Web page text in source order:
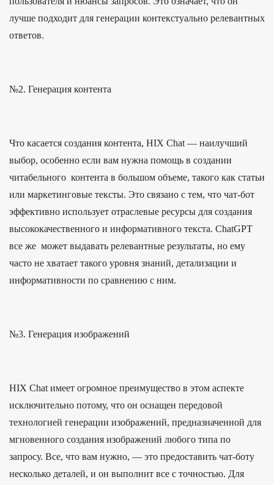
лучше подходит для генерации контекстуально релевантных
ответов.
№2. Генерация контента
Что касается создания контента, HIX Chat — наилучший
выбор, особенно если вам нужна помощь в создании
читабельного контента в большом объеме, такого как статьи
или маркетинговые тексты. Это связано с тем, что чат-бот
эффективно использует отраслевые ресурсы для создания
высококачественного и информативного текста. ChatGPT
все же может выдавать релевантные результаты, но ему
часто не хватает такого уровня знаний, детализации и
информативности по сравнению с ним.
№3. Генерация изображений
HIX Chat имеет огромное преимущество в этом аспекте
исключительно потому, что он оснащен передовой
технологией генерации изображений, предназначенной для
мгновенного создания изображений любого типа по
запросу. Все, что вам нужно, — это предоставить чат-боту
несколько деталей, и он выполнит все с точностью. Для